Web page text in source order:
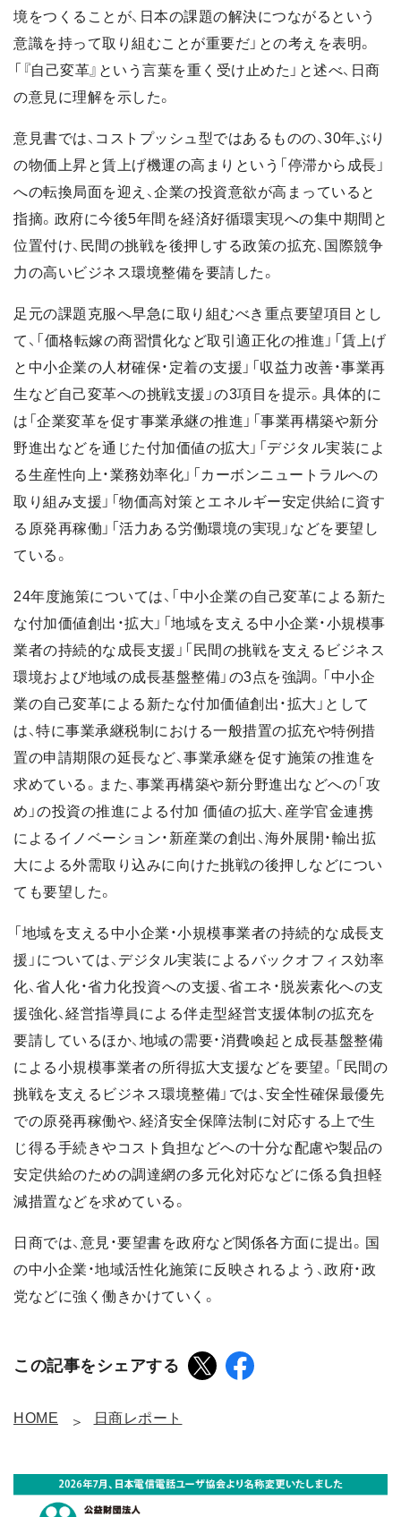
境をつくることが、日本の課題の解決につながるという
意識を持って取り組むことが重要だ」との考えを表明。
「『自己変革』という言葉を重く受け止めた」と述べ、日商
の意見に理解を示した。
意見書では、コストプッシュ型ではあるものの、30年ぶり
の物価上昇と賃上げ機運の高まりという「停滞から成長」
への転換局面を迎え、企業の投資意欲が高まっていると
指摘。政府に今後5年間を経済好循環実現への集中期間と
位置付け、民間の挑戦を後押しする政策の拡充、国際競争
力の高いビジネス環境整備を要請した。
足元の課題克服へ早急に取り組むべき重点要望項目とし
て、「価格転嫁の商習慣化など取引適正化の推進」「賃上げ
と中小企業の人材確保・定着の支援」「収益力改善・事業再
生など自己変革への挑戦支援」の3項目を提示。具体的に
は「企業変革を促す事業承継の推進」「事業再構築や新分
野進出などを通じた付加価値の拡大」「デジタル実装によ
る生産性向上・業務効率化」「カーボンニュートラルへの
取り組み支援」「物価高対策とエネルギー安定供給に資す
る原発再稼働」「活力ある労働環境の実現」などを要望し
ている。
24年度施策については、「中小企業の自己変革による新た
な付加価値創出・拡大」「地域を支える中小企業・小規模事
業者の持続的な成長支援」「民間の挑戦を支えるビジネス
環境および地域の成長基盤整備」の3点を強調。「中小企
業の自己変革による新たな付加価値創出・拡大」として
は、特に事業承継税制における一般措置の拡充や特例措
置の申請期限の延長など、事業承継を促す施策の推進を
求めている。また、事業再構築や新分野進出などへの「攻
め」の投資の推進による付加 価値の拡大、産学官金連携
によるイノベーション・新産業の創出、海外展開・輸出拡
大による外需取り込みに向けた挑戦の後押しなどについ
ても要望した。
「地域を支える中小企業・小規模事業者の持続的な成長支
援」については、デジタル実装によるバックオフィス効率
化、省人化・省力化投資への支援、省エネ・脱炭素化への支
援強化、経営指導員による伴走型経営支援体制の拡充を
要請しているほか、地域の需要・消費喚起と成長基盤整備
による小規模事業者の所得拡大支援などを要望。「民間の
挑戦を支えるビジネス環境整備」では、安全性確保最優先
での原発再稼働や、経済安全保障法制に対応する上で生
じ得る手続きやコスト負担などへの十分な配慮や製品の
安定供給のための調達網の多元化対応などに係る負担軽
減措置などを求めている。
日商では、意見・要望書を政府など関係各方面に提出。国
の中小企業・地域活性化施策に反映されるよう、政府・政
党などに強く働きかけていく。
この記事をシェアする
HOME 日商レポート